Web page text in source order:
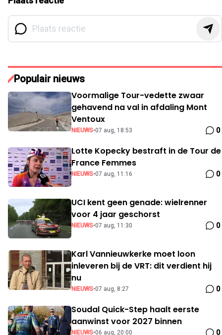
Populair nieuws
Voormalige Tour-vedette zwaar
gehavend na val in afdaling Mont
Ventoux
NIEUWS•07 aug, 18:53 0
Lotte Kopecky bestraft in de Tour de
France Femmes
NIEUWS•07 aug, 11:16 0
UCI kent geen genade: wielrenner
voor 4 jaar geschorst
NIEUWS•07 aug, 11:30 0
Karl Vannieuwkerke moet loon
inleveren bij de VRT: dit verdient hij
nu
NIEUWS•07 aug, 8:27 0
Soudal Quick-Step haalt eerste
aanwinst voor 2027 binnen
NIEUWS•06 aug, 20:00 0